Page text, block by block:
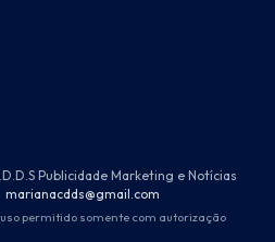
Publicidade Marketing e Notícias
marianacdds@gmail.com
uso permitido somente com autorização